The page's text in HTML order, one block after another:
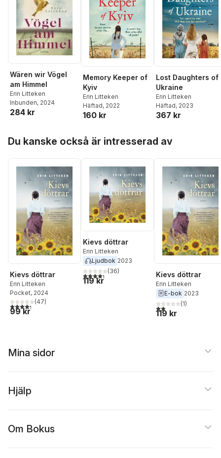
Wären wir Vögel
am Himmel
Erin Litteken
Inbunden, 2024
284 kr
Memory Keeper of
Kyiv
Erin Litteken
Häftad, 2022
160 kr
Lost Daughters of
Ukraine
Erin Litteken
Häftad, 2023
367 kr
Du kanske också är intresserad av
Kievs döttrar
Erin Litteken
Pocket, 2024
4,3utav 5 stjärnor. Totalt antal röster:
(47)
99 kr
Kievs döttrar
Erin Litteken
Ljudbok 2023
4,3utav 5 stjärnor. Totalt antal röster:
(36)
119 kr
Kievs döttrar
Erin Litteken
E-bok 2023
2,0utav 5 stjärnor.
(1)
119 kr
Mina sidor
Hjälp
Om Bokus